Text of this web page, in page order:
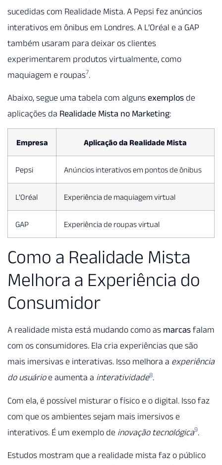
sucedidas com Realidade Mista. A Pepsi fez anúncios
interativos em ônibus em Londres. A L’Oréal e a GAP
também usaram para deixar os clientes
experimentarem produtos virtualmente, como
maquiagem e roupas7.
Abaixo, segue uma tabela com alguns exemplos de
aplicações da Realidade Mista no Marketing:
Empresa Aplicação da Realidade Mista
Pepsi Anúncios interativos em pontos de ônibus
L’Oréal Experiência de maquiagem virtual
GAP Experiência de roupas virtual
Como a Realidade Mista
Melhora a Experiência do
Consumidor
A realidade mista está mudando como as marcas falam
com os consumidores. Ela cria experiências que são
mais imersivas e interativas. Isso melhora a experiência
do usuárioe aumenta a interatividade8.
Com ela, é possível misturar o físico e o digital. Isso faz
com que os ambientes sejam mais imersivos e
interativos. É um exemplo de inovação tecnológica9.
Estudos mostram que a realidade mista faz o público